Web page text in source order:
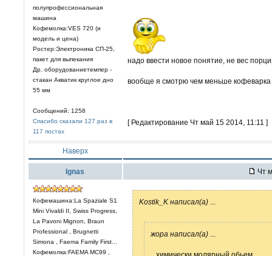
полупрофессиональная
машина
Кофемолка:VES 720 (и
модель и цена)
Ростер:Электроника СП-25,
пакет для выпекания
Др. оборудованиетемпер -
стакан Акватик круглое дно
55 мм
Сообщений: 1258
Спасибо сказали 127 раз в
117 постах
надо ввести новое понятие, не вес
вообще я смотрю чем меньше кофеварка
[ Редактирование Чт май 15 2014, 11:11 ]
Наверх
Ignas Чт
Кофемашина:La Spaziale S1
Mini Vivaldi II, Swiss Progress,
La Pavoni Mignon, Braun
Professional , Brugnetti
Simona , Faema Family First...
Кофемолка:FAEMA MC99 ,
Kostik_K написал(а)
жора написал(а)